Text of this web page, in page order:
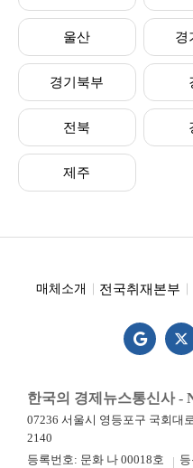
울산 경
경기북부
전북
제주
매체소개 전국취재본부
한국의 경제뉴스통신사 -
07236 서울시 영등포구 국회대
2140
등록번호: 문화 나 00018호